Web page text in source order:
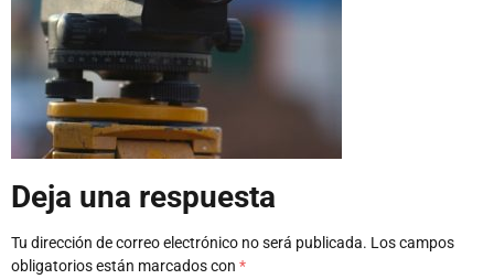
Deja una respuesta
Tu dirección de correo electrónico no será publicada. Los campos
obligatorios están marcados con *